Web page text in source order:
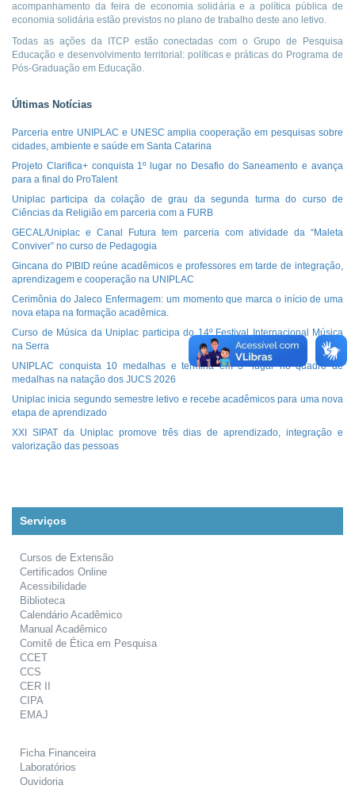
acompanhamento da feira de economia solidária e a política pública de
economia solidária estão previstos no plano de trabalho deste ano letivo.
Todas as ações da ITCP estão conectadas com o Grupo de Pesquisa
Educação e desenvolvimento territorial: políticas e práticas do Programa de
Pós-Graduação em Educação.
Últimas Notícias
Parceria entre UNIPLAC e UNESC amplia cooperação em pesquisas sobre
cidades, ambiente e saúde em Santa Catarina
Projeto Clarifica+ conquista 1º lugar no Desafio do Saneamento e avança
para a final do ProTalent
Uniplac participa da colação de grau da segunda turma do curso de
Ciências da Religião em parceria com a FURB
GECAL/Uniplac e Canal Futura tem parceria com atividade da “Maleta
Conviver” no curso de Pedagogia
Gincana do PIBID reúne acadêmicos e professores em tarde de integração,
aprendizagem e cooperação na UNIPLAC
Cerimônia do Jaleco Enfermagem: um momento que marca o início de uma
nova etapa na formação acadêmica.
Curso de Música da Uniplac participa do 14º Festival Internacional Música
na Serra
UNIPLAC conquista 10 medalhas e termina em 3º lugar no quadro de
medalhas na natação dos JUCS 2026
Uniplac inicia segundo semestre letivo e recebe acadêmicos para uma nova
etapa de aprendizado
XXI SIPAT da Uniplac promove três dias de aprendizado, integração e
valorização das pessoas
Serviços
Cursos de Extensão
Certificados Online
Acessibilidade
Biblioteca
Calendário Acadêmico
Manual Acadêmico
Comitê de Ética em Pesquisa
CCET
CCS
CER II
CIPA
EMAJ
Ficha Financeira
Laboratórios
Ouvidoria